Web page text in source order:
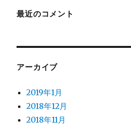
最近のコメント
アーカイブ
2019年1月
2018年12月
2018年11月